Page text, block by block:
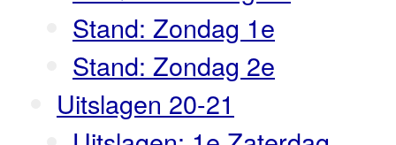
Stand: Zondag 1e
Stand: Zondag 2e
Uitslagen 20-21